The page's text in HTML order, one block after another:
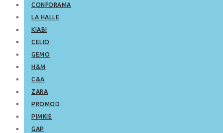
CONFORAMA
LA HALLE
KIABI
CELIO
GEMO
H&M
C&A
ZARA
PROMOD
PIMKIE
GAP